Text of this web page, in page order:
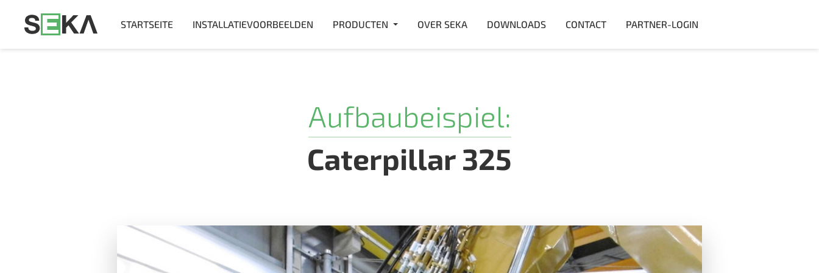
STARTSEITE INSTALLATIEVOORBEELDEN PRODUCTEN OVER SEKA DOWNLOADS CONTACT PARTNER-LOGIN
Aufbaubeispiel:
Caterpillar 325